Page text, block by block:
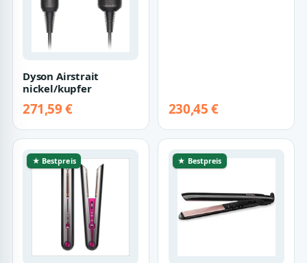
Dyson Airstrait
nickel/kupfer
271,59 € 230,45 €
★ Bestpreis ★ Bestpreis